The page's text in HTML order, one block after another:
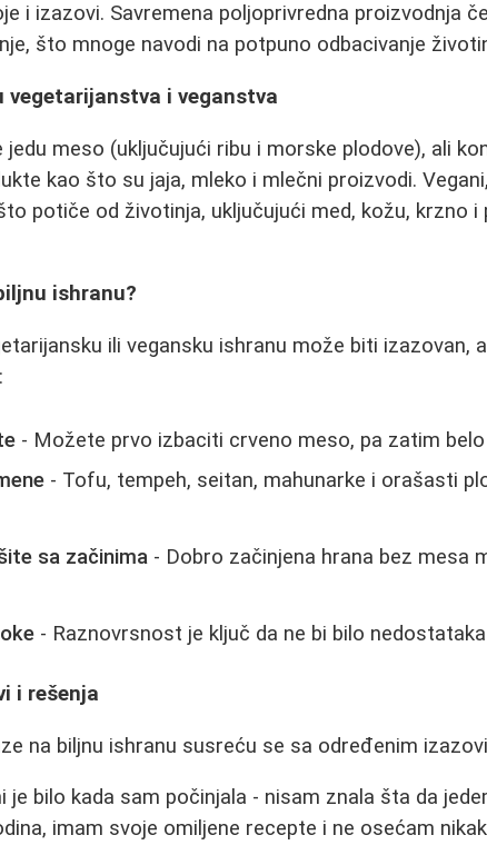
i izazovi. Savremena poljoprivredna proizvodnja
što mnoge navodi na potpuno odbacivanje
vegetarijanstva i veganstva
jedu meso (uključujući ribu i morske plodove), ali
kao što su jaja, mleko i mlečni proizvodi.
potiče od životinja, uključujući med, kožu, krzno
ishranu?
ili vegansku ishranu može biti izazovan,
- Možete prvo izbaciti crveno meso, pa zatim
- Tofu, tempeh, seitan, mahunarke i orašasti
sa začinima - Dobro začinjena hrana bez mesa
- Raznovrsnost je ključ da ne bi bilo
i rešenja
na biljnu ishranu susreću se sa određenim
je bilo kada sam počinjala - nisam znala šta da
imam svoje omiljene recepte i ne osećam